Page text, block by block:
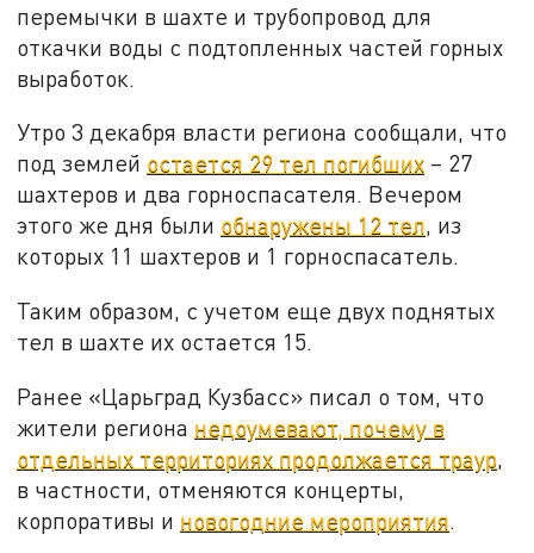
перемычки в шахте и трубопровод для
откачки воды с подтопленных частей горных
выработок.
Утро 3 декабря власти региона сообщали, что
под землей остается 29 тел погибших – 27
шахтеров и два горноспасателя. Вечером
этого же дня были обнаружены 12 тел, из
которых 11 шахтеров и 1 горноспасатель.
Таким образом, с учетом еще двух поднятых
тел в шахте их остается 15.
Ранее «Царьград Кузбасс» писал о том, что
жители региона недоумевают, почему в
отдельных территориях продолжается траур,
в частности, отменяются концерты,
корпоративы и новогодние мероприятия.